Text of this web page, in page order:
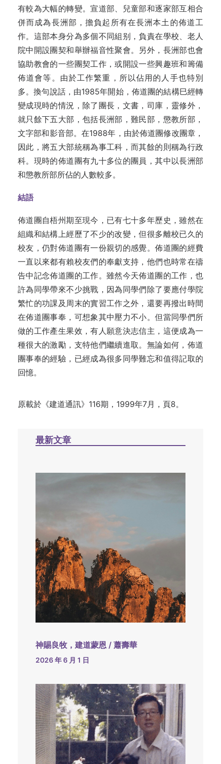
有較為大幅的轉變。宣道部、兒童部和逐家部互相合
併而成為長洲部，擔負起所有在長洲本土的佈道工
作。這部本身分為多個不同組别，負責在學校、老人
院中開設團契和舉辦福音性聚會。另外，長洲部也會
協助教會的一些團契工作，或開設一些興趣班和籌備
佈道會等。由於工作繁重，所以佔用的人手也特別
多。換句說話，由1985年開始，佈道團的結構巳經轉
變成現時的情況，除了團長，文書，司庫，靈修外，
就只餘下五大部，包括長洲部，難民部，懲教所部，
文字部和影音部。在1988年，由於佈道團修改團章，
因此，將五大部統稱為事工科，而其餘的則稱為行政
科。現時的佈道團有九十多位的團員，其中以長洲部
和懲教所部所佔的人數較多。
結語
佈道團自梧州期至現今，已有七十多年歷史，雖然在
組織和結構上經歷了不少的改變，但很多離校已久的
校友，仍對佈道團有一份親切的感覺。佈道團的經費
一直以來都有賴校友們的奉獻支持，他們也時常在禱
告中記念佈道團的工作。雖然今天佈道團的工作，也
許為同學帶來不少挑戰，因為同學們除了要應付學院
繁忙的功課及周末的實習工作之外，還要再撥出時間
在佈道團事奉，可想象其中壓力不小。但當同學們所
做的工作產生果效，有人願意決志信主，這便成為一
種很大的激勵，支特他們繼續進取。無論如何，佈道
團事奉的經驗，已經成為很多同學難忘和值得記取的
回憶。
原載於《建道通訊》116期，1999年7月，頁8。
最新文章
神賜良牧，建道蒙恩 / 蕭壽華
2026 年 6 月 1 日